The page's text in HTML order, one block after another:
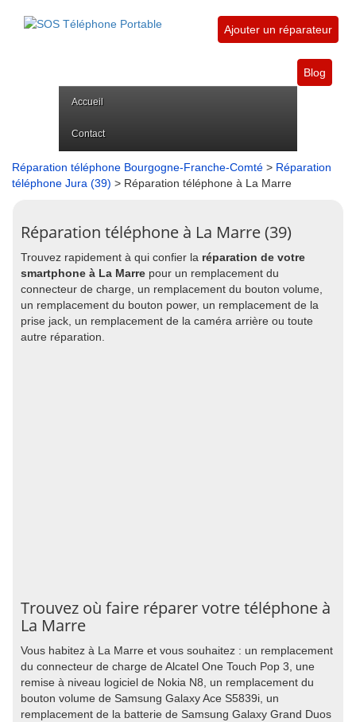
Ajouter un réparateur
Blog
Accueil
Contact
Réparation téléphone Bourgogne-Franche-Comté > Réparation
téléphone Jura (39) > Réparation téléphone à La Marre
Réparation téléphone à La Marre (39)
Trouvez rapidement à qui confier la réparation de votre
smartphone à La Marre pour un remplacement du
connecteur de charge, un remplacement du bouton volume,
un remplacement du bouton power, un remplacement de la
prise jack, un remplacement de la caméra arrière ou toute
autre réparation.
Trouvez où faire réparer votre téléphone à
La Marre
Vous habitez à La Marre et vous souhaitez : un remplacement
du connecteur de charge de Alcatel One Touch Pop 3, une
remise à niveau logiciel de Nokia N8, un remplacement du
bouton volume de Samsung Galaxy Ace S5839i, un
remplacement de la batterie de Samsung Galaxy Grand Duos